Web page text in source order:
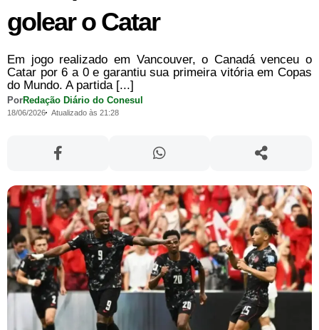
golear o Catar
Em jogo realizado em Vancouver, o Canadá venceu o
Catar por 6 a 0 e garantiu sua primeira vitória em Copas
do Mundo. A partida [...]
PorRedação Diário do Conesul
18/06/2026 Atualizado às 21:28